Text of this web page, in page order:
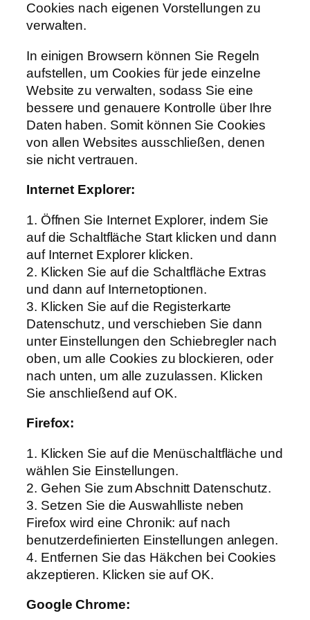
Cookies nach eigenen Vorstellungen zu
verwalten.
In einigen Browsern können Sie Regeln
aufstellen, um Cookies für jede einzelne
Website zu verwalten, sodass Sie eine
bessere und genauere Kontrolle über Ihre
Daten haben. Somit können Sie Cookies
von allen Websites ausschließen, denen
sie nicht vertrauen.
Internet Explorer:
1. Öffnen Sie Internet Explorer, indem Sie
auf die Schaltfläche Start klicken und dann
auf Internet Explorer klicken.
2. Klicken Sie auf die Schaltfläche Extras
und dann auf Internetoptionen.
3. Klicken Sie auf die Registerkarte
Datenschutz, und verschieben Sie dann
unter Einstellungen den Schiebregler nach
oben, um alle Cookies zu blockieren, oder
nach unten, um alle zuzulassen. Klicken
Sie anschließend auf OK.
Firefox:
1. Klicken Sie auf die Menüschaltfläche und
wählen Sie Einstellungen.
2. Gehen Sie zum Abschnitt Datenschutz.
3. Setzen Sie die Auswahlliste neben
Firefox wird eine Chronik: auf nach
benutzerdefinierten Einstellungen anlegen.
4. Entfernen Sie das Häkchen bei Cookies
akzeptieren. Klicken sie auf OK.
Google Chrome: